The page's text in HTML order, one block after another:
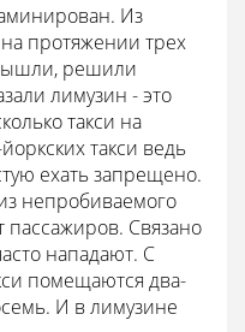
Из
протяжении трех
решили
лимузин - это
такси на
такси ведь
ехать запрещено.
непробиваемого
пассажиров. Связано
нападают. С
помещаются два-
И в лимузине